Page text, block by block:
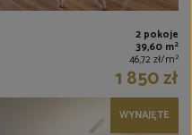
2 pokoje
39,60 m2
46,72 zł/m2
1 850 zł
WYNAJĘTE